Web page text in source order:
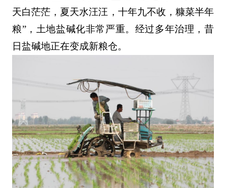
天白茫茫，夏天水汪汪，十年九不收，糠菜半年
粮”，土地盐碱化非常严重。经过多年治理，昔
日盐碱地正在变成新粮仓。